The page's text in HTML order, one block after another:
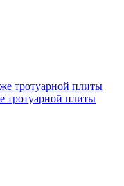
тротуарной плиты